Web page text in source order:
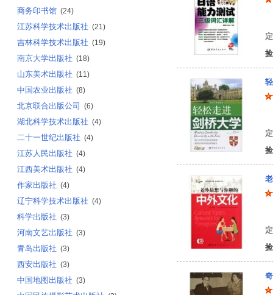
商务印书馆 (24)
江苏科学技术出版社 (21)
吉林科学技术出版社 (19)
南京大学出版社 (18)
山东美术出版社 (11)
中国农业出版社 (8)
北京联合出版公司 (6)
湖北科学技术出版社 (4)
二十一世纪出版社 (4)
江苏人民出版社 (4)
江西美术出版社 (4)
作家出版社 (4)
辽宁科学技术出版社 (4)
科学出版社 (3)
河南文艺出版社 (3)
青岛出版社 (3)
西安出版社 (3)
中国地图出版社 (3)